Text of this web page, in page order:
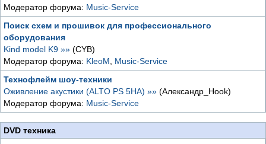
Модератор форума: Music-Service
Поиск схем и прошивок для профессионального
оборудования
Kind model K9 »» (CYB)
Модератор форума: KleoM
Music-Service
Технофлейм шоу-техники
Оживление акустики (ALTO PS 5HA) »» (Александр_Hook)
Модератор форума: Music-Service
DVD техника